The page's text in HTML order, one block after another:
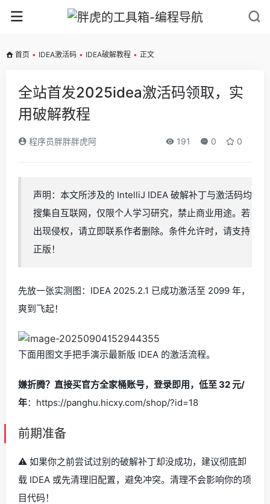
首页 • IDEA激活码 • IDEA破解教程 • 正文
全站首发2025idea激活码领取，实
用破解教程
程序员胖胖胖虎阿 191 0 0
声明：本文所涉及的 IntelliJ IDEA 破解补丁与激活码均
搜集自互联网，仅限个人学习研究，禁止商业用途。若
出现侵权，请立即联系作者删除。条件允许时，请支持
正版！
先放一张实测图：IDEA 2025.2.1 已成功激活至 2099 年，
爽到飞起！
下面用图文手把手演示最新版 IDEA 的激活流程。
嫌折腾？直接买官方全家桶账号，登录即用，低至 32 元/
年：https://panghu.hicxy.com/shop/?id=18
前期准备
⚠️ 如果你之前尝试过别的破解补丁却没成功，建议彻底卸
载 IDEA 或先清理旧配置，避免冲突。清理不会影响你的项
目代码！